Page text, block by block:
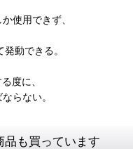
使用できず、
動できる。
度に、
らない。
品も買っています